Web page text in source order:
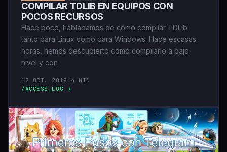
COMPILAR TDLIB EN EQUIPOS CON
POCOS RECURSOS
Hace poco, hablabamos de cómo compilar TDLib
tanto para Linux como para Windows. Hace escasas
horas, hemos descubierto como compilarlo a bajo
nivel y con
12 OCT. 2019
4 MIN
/ACCESS_LOG →